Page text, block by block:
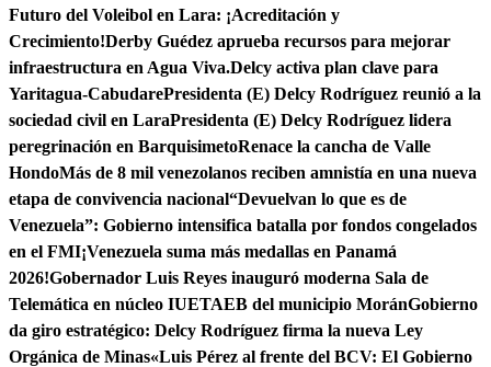
Futuro del Voleibol en Lara: ¡Acreditación y
Crecimiento!Derby Guédez aprueba recursos para mejorar
infraestructura en Agua Viva.Delcy activa plan clave para
Yaritagua-CabudarePresidenta (E) Delcy Rodríguez reunió a la
sociedad civil en LaraPresidenta (E) Delcy Rodríguez lidera
peregrinación en BarquisimetoRenace la cancha de Valle
HondoMás de 8 mil venezolanos reciben amnistía en una nueva
etapa de convivencia nacional“Devuelvan lo que es de
Venezuela”: Gobierno intensifica batalla por fondos congelados
en el FMI¡Venezuela suma más medallas en Panamá
2026!Gobernador Luis Reyes inauguró moderna Sala de
Telemática en núcleo IUETAEB del municipio MoránGobierno
da giro estratégico: Delcy Rodríguez firma la nueva Ley
Orgánica de Minas«Luis Pérez al frente del BCV: El Gobierno